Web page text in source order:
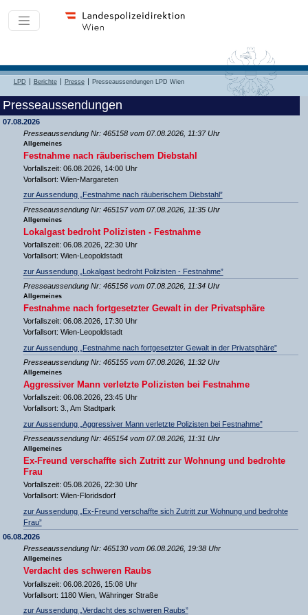
LPD Berichte Presse Presseaussendungen LPD Wien
Presseaussendungen
07.08.2026
Presseaussendung Nr: 465158 vom 07.08.2026, 11:37 Uhr
Allgemeines
Festnahme nach räuberischem Diebstahl
Vorfallszeit: 06.08.2026, 14:00 Uhr
Vorfallsort: Wien-Margareten
zur Aussendung „Festnahme nach räuberischem Diebstahl”
Presseaussendung Nr: 465157 vom 07.08.2026, 11:35 Uhr
Allgemeines
Lokalgast bedroht Polizisten - Festnahme
Vorfallszeit: 06.08.2026, 22:30 Uhr
Vorfallsort: Wien-Leopoldstadt
zur Aussendung „Lokalgast bedroht Polizisten - Festnahme”
Presseaussendung Nr: 465156 vom 07.08.2026, 11:34 Uhr
Allgemeines
Festnahme nach fortgesetzter Gewalt in der Privatsphäre
Vorfallszeit: 06.08.2026, 17:30 Uhr
Vorfallsort: Wien-Leopoldstadt
zur Aussendung „Festnahme nach fortgesetzter Gewalt in der Privatsphäre”
Presseaussendung Nr: 465155 vom 07.08.2026, 11:32 Uhr
Allgemeines
Aggressiver Mann verletzte Polizisten bei Festnahme
Vorfallszeit: 06.08.2026, 23:45 Uhr
Vorfallsort: 3., Am Stadtpark
zur Aussendung „Aggressiver Mann verletzte Polizisten bei Festnahme”
Presseaussendung Nr: 465154 vom 07.08.2026, 11:31 Uhr
Allgemeines
Ex-Freund verschaffte sich Zutritt zur Wohnung und bedrohte
Frau
Vorfallszeit: 05.08.2026, 22:30 Uhr
Vorfallsort: Wien-Floridsdorf
zur Aussendung „Ex-Freund verschaffte sich Zutritt zur Wohnung und bedrohte
Frau”
06.08.2026
Presseaussendung Nr: 465130 vom 06.08.2026, 19:38 Uhr
Allgemeines
Verdacht des schweren Raubs
Vorfallszeit: 06.08.2026, 15:08 Uhr
Vorfallsort: 1180 Wien, Währinger Straße
zur Aussendung „Verdacht des schweren Raubs”